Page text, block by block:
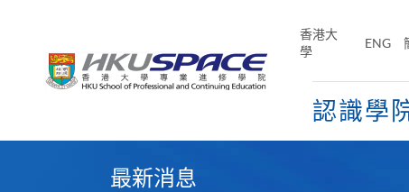
香港大
學
ENG
認識學
最新消息